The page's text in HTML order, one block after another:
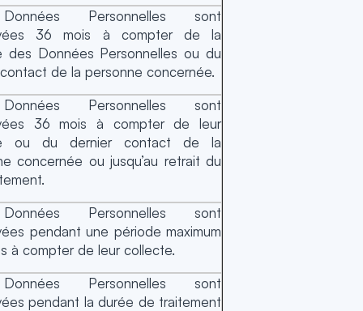
Personnelles sont
36 mois à compter de la
des Données Personnelles ou du
de la personne concernée.
Personnelles sont
36 mois à compter de leur
ou du dernier contact de la
concernée ou jusqu’au retrait du
Personnelles sont
pendant une période maximum
à compter de leur collecte.
Personnelles sont
pendant la durée de traitement